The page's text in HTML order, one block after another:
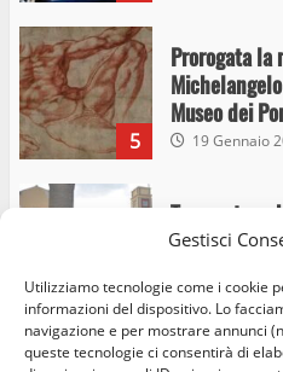
Gestisci
Utilizziamo tecnologie come i cookie
informazioni del dispositivo. Lo
navigazione e per mostrare annunci
queste tecnologie ci consentirà di
5
Prorogata la
Museo dei
19 Gennaio
6
Trasporto
capolinea al
15 Giugno